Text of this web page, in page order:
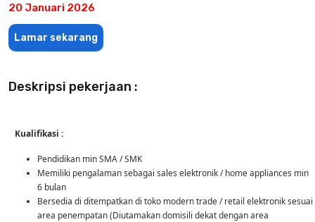
20 Januari 2026
Lamar sekarang
Deskripsi pekerjaan :
Kualifikasi :
Pendidikan min SMA / SMK
Memiliki pengalaman sebagai sales elektronik / home appliances min
6 bulan
Bersedia di ditempatkan di toko modern trade / retail elektronik sesuai
area penempatan (Diutamakan domisili dekat dengan area